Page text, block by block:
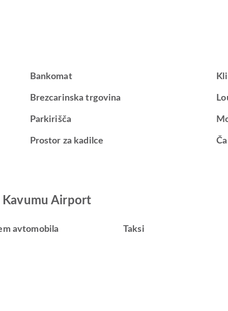
Bankomat
Brezcarinska trgovina
Parkirišča
Prostor za kadilce
Airport
avtomobila Taksi